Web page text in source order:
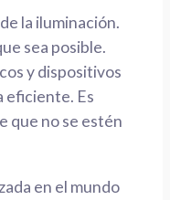
la iluminación.
sea posible.
y dispositivos
eficiente. Es
que no se estén
en el mundo